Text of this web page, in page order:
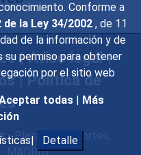
Conforme a
la Ley 34/2002 , de 11
de la información y de
permiso para obtener
por el sitio web
todas | Más
Detalle
|Aviso legal|
|Política de
- Plaza de las Cortes,
MADRID